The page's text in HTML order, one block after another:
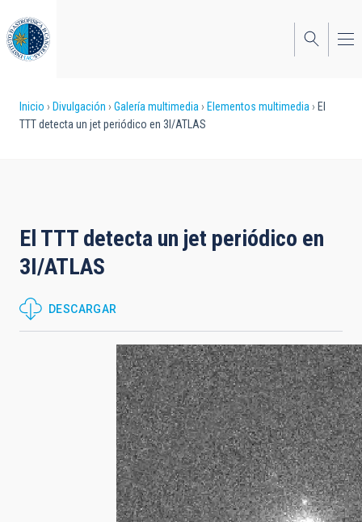
al
contenido
principal
Sobrescribir
enlaces
a
la
navegación
Inicio Divulgación Galería multimedia Elementos multimedia
El
TTT detecta un jet periódico en 3I/ATLAS
El TTT detecta un jet periódico en
3I/ATLAS
DESCARGAR